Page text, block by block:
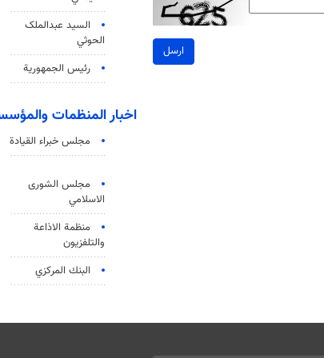
ارسل
السید عبدالملک
الحوثي
رئيس الجمهورية
اخبار المنظمات
مجلس خبراء القيادة
مجلس الشورى
الاسلامي
منظمة الاذاعة
والتلفزیون
البنك المركزي